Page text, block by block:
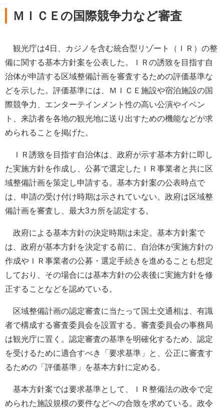
ＭＩＣＥの国際競争力など審査
観光庁は4日、カジノを含む統合型リゾート（ＩＲ）の整
備に関する基本方針案を公表した。ＩＲの誘致を目指す自
治体が申請する区域整備計画を審査するための評価基準な
どを示した。評価基準には、ＭＩＣＥ施設や宿泊施設の国
際競争力、エンターテインメント性の高い公演やイベン
ト、来訪者を各地の観光地に送り出すための機能などが求
められることを掲げた。
ＩＲ誘致を目指す自治体は、政府が示す基本方針に即し
た実施方針を作成し、公募で選定したＩＲ事業者と共に区
域整備計画を策定し申請する。基本方針案の公表時点で
は、申請の受け付け時期は示されていない。政府は区域整
備計画を審査し、最大3カ所を認定する。
政府による基本方針の決定時期は未定。基本方針案で
は、政府が基本方針を決定する前に、自治体が実施方針の
作成やＩＲ事業者の公募・選定手続きを進めることも想定
しており、その場合には基本方針の公表後に実施方針を修
正することなどを認めている。
区域整備計画の認定審査に当たって国土交通相は、有識
者で構成する審査委員会を設置する。審査委員会の事務局
は観光庁に置く。認定審査の基準を明確化するため、認定
を受けるために適合すべき「要求基準」と、公正に審査す
るための「評価基準」を基本方針に定める。
基本方針案では要求基準として、ＩＲ整備法の政令で定
められた施設規模の要件などへの合致を求めている。政令